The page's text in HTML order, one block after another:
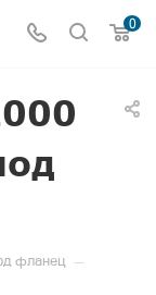
0
фланец —